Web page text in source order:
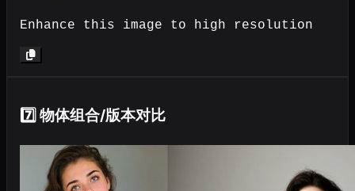
Enhance this image to high resolution
7️⃣ 物体组合/版本对比